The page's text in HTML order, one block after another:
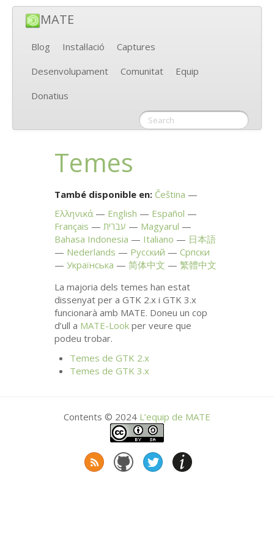
MATE
Blog Instal·lació
Captures
Desenvolupament
Comunitat
Equip
Donatius
Temes
També disponible en: Čeština
Ελληνικά
English
Español
Français
עברית
Magyarul
Bahasa Indonesia
Italiano
日本語
Nederlands
Русский
Српски
Українська
简体中文
繁體中文
La majoria dels temes han estat
dissenyat per aGTK 2.x iGTK 3.x
funcionarà amb MATE. Doneu un cop
d’ull a MATE-Look per veure que
podeu trobar.
Temes deGTK 2.x
Temes deGTK 3.x
Contents © 2024 L’equip de MATE